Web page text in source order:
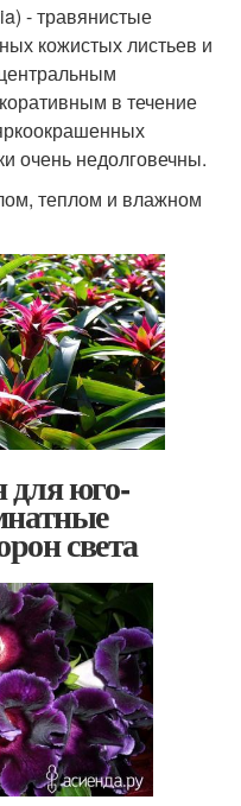
- травянистые
кожистых листьев и
в течение
очень недолговечны.
теплом и влажном
для юго-
света